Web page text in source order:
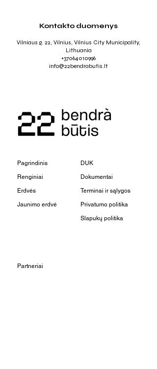
Kontakto duomenys
Vilniaus g. 22, Vilnius, Vilnius City Municipality,
Lithuania
+37064010996
info@22bendrabutis.lt
Pagrindinis
Renginiai
Erdvės
Jaunimo erdvė
DUK
Dokumentai
Terminai ir sąlygos
Privatumo politika
Slapukų politika
Partneriai